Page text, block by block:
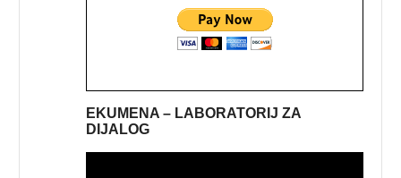
EKUMENA – LABORATORIJ ZA
DIJALOG